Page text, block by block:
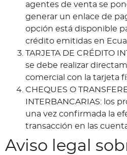
agentes de venta se
generar un enlace de
opción está disponible
crédito emitidas en
TARJETA DE CRÉDITO
se debe realizar
comercial con la tarjeta
CHEQUES O
INTERBANCARIAS: los
una vez confirmada la
transacción en las
Aviso legal